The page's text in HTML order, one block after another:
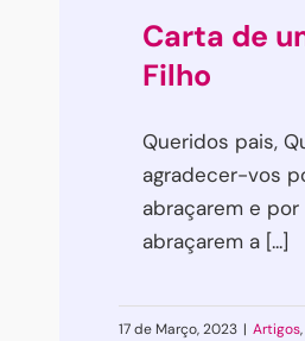
Carta de
Filho
Queridos pais,
agradecer-vos
abraçarem e por
abraçarem a [...]
17 de Março, 2023 | Artigos,